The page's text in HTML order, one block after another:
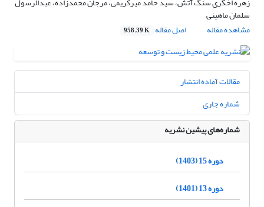
سلمان ماهینی
مشاهده مقاله
اصل مقاله 958.39 K
مقالات آماده انتشار
شماره جاری
شماره‌های پیشین نشریه
دوره 15 (1403)
دوره 13 (1401)